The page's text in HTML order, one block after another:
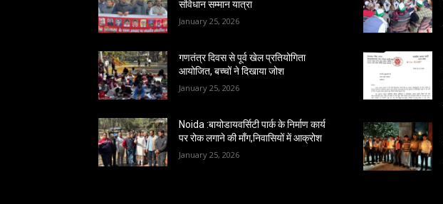
संविधान सम्मान यात्रा
January 25, 2026
गणतंत्र दिवस से पूर्व खेल प्रतियोगिता
आयोजित, बच्चों ने दिखाया जोश
January 25, 2026
Noida :बायोडायवर्सिटी पार्क के निर्माण कार्य
पर रोक लगाने की माँग,निवासियों में आक्रोश
January 25, 2026